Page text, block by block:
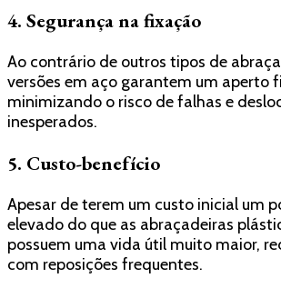
4. Segurança na fixação
Ao contrário de outros tipos de
versões em aço garantem um aperto
minimizando o risco de falhas e
inesperados.
5. Custo-benefício
Apesar de terem um custo inicial um
elevado do que as abraçadeiras
possuem uma vida útil muito maior,
com reposições frequentes.